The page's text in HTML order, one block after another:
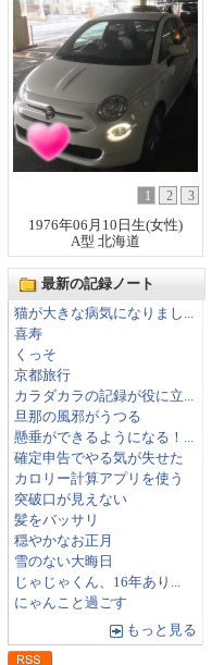
1 2
3
1976年06月10日生(女性)
A型 北海道
最新の記録ノート
猫が大きな病気になりまし...
喜寿
くっそ
京都旅行
カラダカラの記録が役に立...
旦那の風邪がうつる
懸垂ができるようになる！...
確定申告でやる気が失せた
カロリー計算アプリを使う
突破口が見えない
髪をバッサリ
穏やかなお正月
雪のない大晦日
じゃじゃくん、16年あり...
にゃんこと過ごす
もっと見る